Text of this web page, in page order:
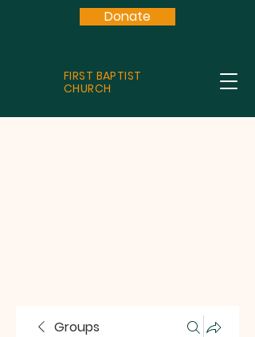
Donate
FIRST BAPTIST
CHURCH
Groups